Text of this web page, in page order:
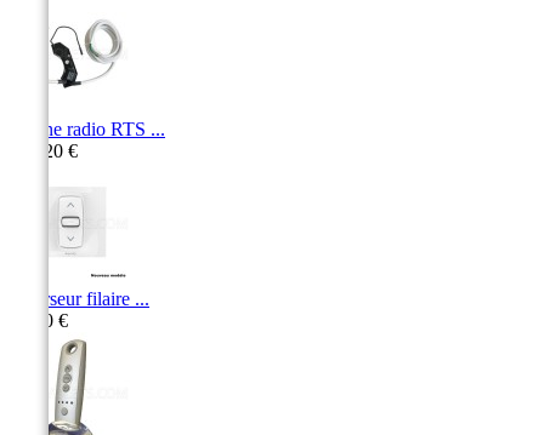
Platine radio RTS ...
169,20 €
Inverseur filaire ...
16,50 €